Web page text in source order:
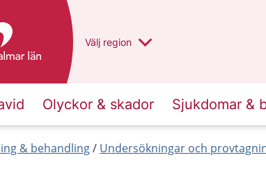
Du har valt region
Välj en annan
region
Olyckor & skador Sjukdomar &
& behandling Undersökningar och